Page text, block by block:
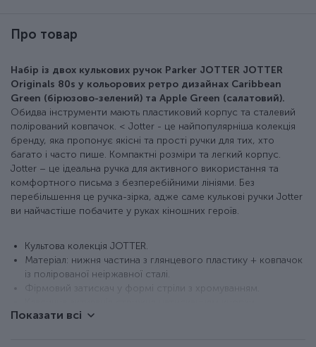
Про товар
Набір із двох кулькових ручок Parker JOTTER JOTTER
Originals 80s у кольорових ретро дизайнах Caribbean
Green (бірюзово-зелений) та Apple Green (салатовий).
Обидва інструменти мають пластиковий корпус та сталевий
полірований ковпачок. < Jotter - це найпопулярніша колекція
бренду, яка пропонує якісні та прості ручки для тих, хто
багато і часто пише. Компактні розміри та легкий корпус.
Jotter – це ідеальна ручка для активного використання та
комфортного письма з безперебійними лініями. Без
перебільшення це ручка-зірка, адже саме кулькові ручки Jotter
ви найчастіше побачите у руках кіношних героїв.
Культова колекція JOTTER.
Матеріал: нижня частина з глянцевого пластику + ковпачок
із полірованої неіржавної сталі.
Фірмовий затискач у формі стріли з хромуванням.
Ручки укомплектовані синіми кульковими стрижнями.
Показати всі